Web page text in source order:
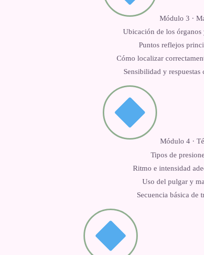
Módulo 3 ·
Ubicación de los órganos
Puntos reflejos
Cómo localizar
Sensibilidad y respuestas
Módulo 4 ·
Tipos de
Ritmo e intensidad
Uso del pulgar y
Secuencia básica de